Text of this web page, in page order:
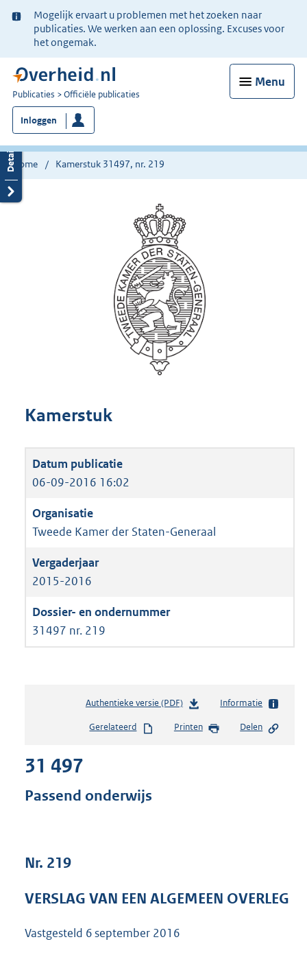
Ter
informatie:
Mogelijk ervaart u problemen met het zoeken naar
publicaties. We werken aan een oplossing. Excuses voor
het ongemak.
Menu
U
bent
nu
hier:
Publicaties Officiële publicaties
Inloggen
Home Kamerstuk 31497, nr. 219
Kamerstuk
06-09-2016 16:02
Tweede Kamer der Staten-Generaal
2015-2016
31497 nr. 219
Authentieke versie (PDF)b
s
e
Informatie
Gerelateerd Printen Delen
31 497
Passend onderwijs
Nr. 219
VERSLAG VAN EEN ALGEMEEN OVERLEG
Vastgesteld 6 september 2016